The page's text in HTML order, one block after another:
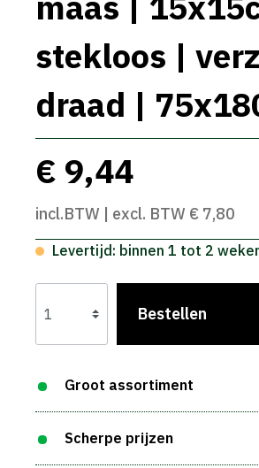
stekloos |
draad |
€ 9,44
incl.BTW | excl. BTW € 7,80
Levertijd: binnen 1 tot 2
Bestellen
Groot assortiment
Scherpe prijzen